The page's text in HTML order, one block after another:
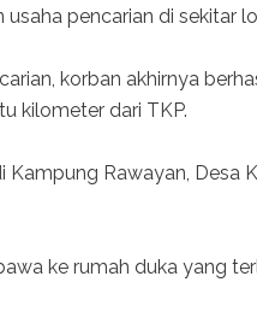
pencarian di sekitar
korban akhirnya
kilometer dari TKP.
Kampung Rawayan, Desa
ke rumah duka yang